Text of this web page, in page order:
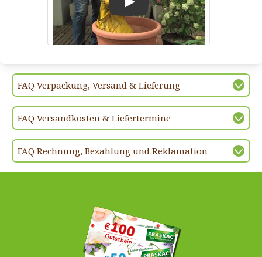
FAQ Verpackung, Versand & Lieferung
FAQ Versandkosten & Liefertermine
FAQ Rechnung, Bezahlung und Reklamation